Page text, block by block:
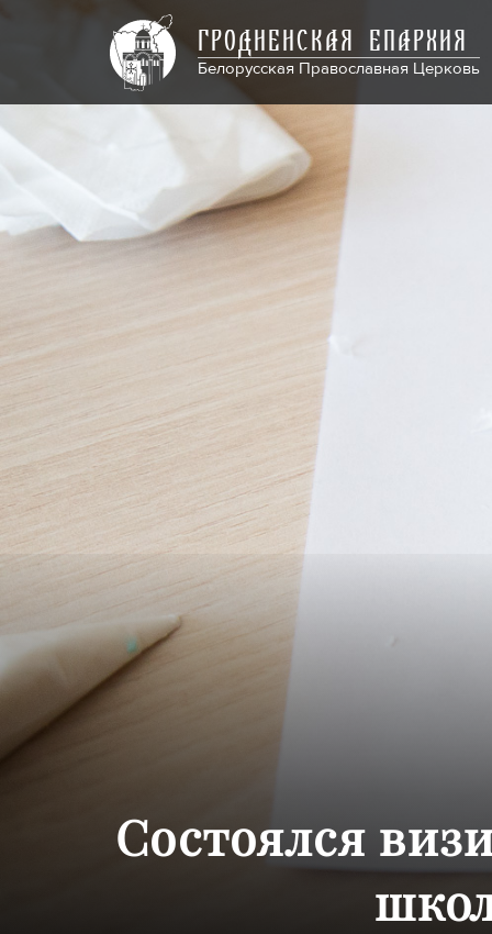
ГРОДНЕНСКАЯ ЕПАРХИЯ
Белорусская Православная Церковь
Состоялся